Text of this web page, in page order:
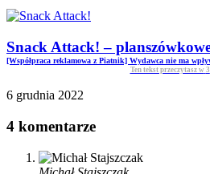
Snack Attack! –
[Współpraca reklamowa z Piatnik] Wydawca nie ma
Ten tekst przeczytasz w 3
6 grudnia 2022
4 komentarze